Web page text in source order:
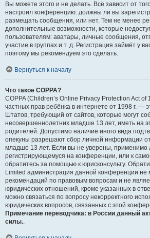
Вы можете этого и не делать. Всё зависит от
настроил конференцию: должны ли вы
размещать сообщения, или нет. Тем не менее
дополнительные возможности, которые
пользователям: аватары, личные сообщения,
участие в группах и т. д. Регистрация займёт у
поэтому мы рекомендуем это сделать.
Вернуться к началу
Что такое COPPA?
COPPA (Children’s Online Privacy Protection Act
частных прав ребёнка в интернете от 1998 г. —
Штатов, требующий от сайтов, которые могут
несовершеннолетних младше 13 лет, иметь на
родителей. Допустимо наличие иного вида
опекуны разрешают сбор личной информации
младше 13 лет. Если вы не уверены, применимо
регистрирующемуся на конференции, или к
обратитесь за помощью к юрисконсульту.
Limited администрация данной конференции не
рекомендаций по правовым вопросам и не
юридических отношений, кроме указанных в
можно связаться по вопросу некорректного
юридических вопросов, связанных с этой
Примечание переводчика: в России данный
силы..